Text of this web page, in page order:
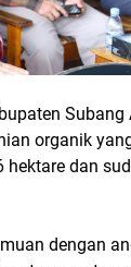
Subang
organik
hektare dan
dengan